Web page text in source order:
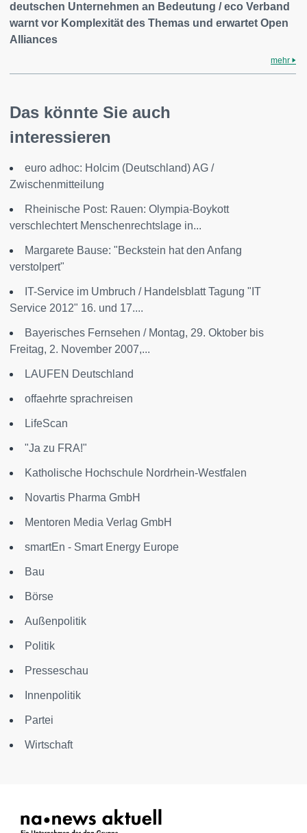
deutschen Unternehmen an Bedeutung / eco Verband
warnt vor Komplexität des Themas und erwartet Open
Alliances
mehr
Das könnte Sie auch
interessieren
euro adhoc: Holcim (Deutschland) AG /
Zwischenmitteilung
Rheinische Post: Rauen: Olympia-Boykott
verschlechtert Menschenrechtslage in...
Margarete Bause: "Beckstein hat den Anfang
verstolpert"
IT-Service im Umbruch / Handelsblatt Tagung "IT
Service 2012" 16. und 17....
Bayerisches Fernsehen / Montag, 29. Oktober bis
Freitag, 2. November 2007,...
LAUFEN Deutschland
offaehrte sprachreisen
LifeScan
"Ja zu FRA!"
Katholische Hochschule Nordrhein-Westfalen
Novartis Pharma GmbH
Mentoren Media Verlag GmbH
smartEn - Smart Energy Europe
Bau
Börse
Außenpolitik
Politik
Presseschau
Innenpolitik
Partei
Wirtschaft